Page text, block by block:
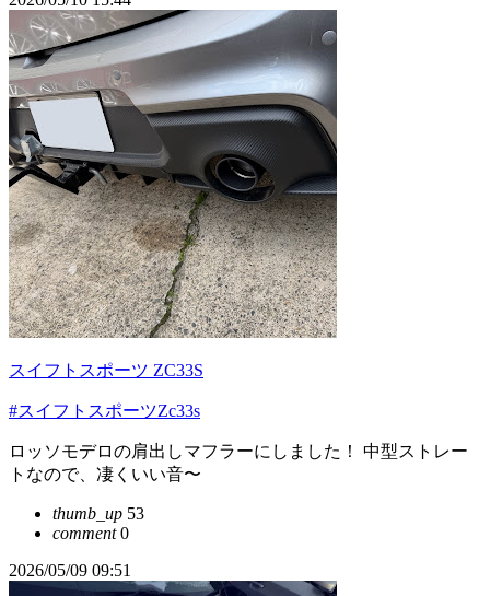
スイフトスポーツ ZC33S
#スイフトスポーツZc33s
ロッソモデロの肩出しマフラーにしました！ 中型ストレー
トなので、凄くいい音〜
thumb_up 53
comment0
2026/05/09 09:51